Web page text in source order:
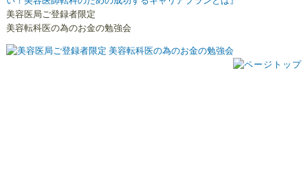
美容医局ご登録者限定
美容転科医の為のお金の勉強会